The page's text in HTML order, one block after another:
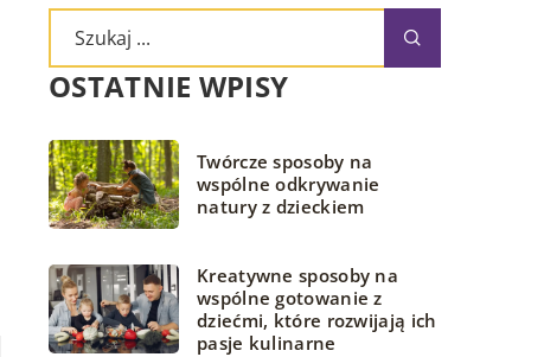
OSTATNIE WPISY
Twórcze sposoby na
wspólne odkrywanie
natury z dzieckiem
Kreatywne sposoby na
wspólne gotowanie z
dziećmi, które rozwijają ich
pasje kulinarne